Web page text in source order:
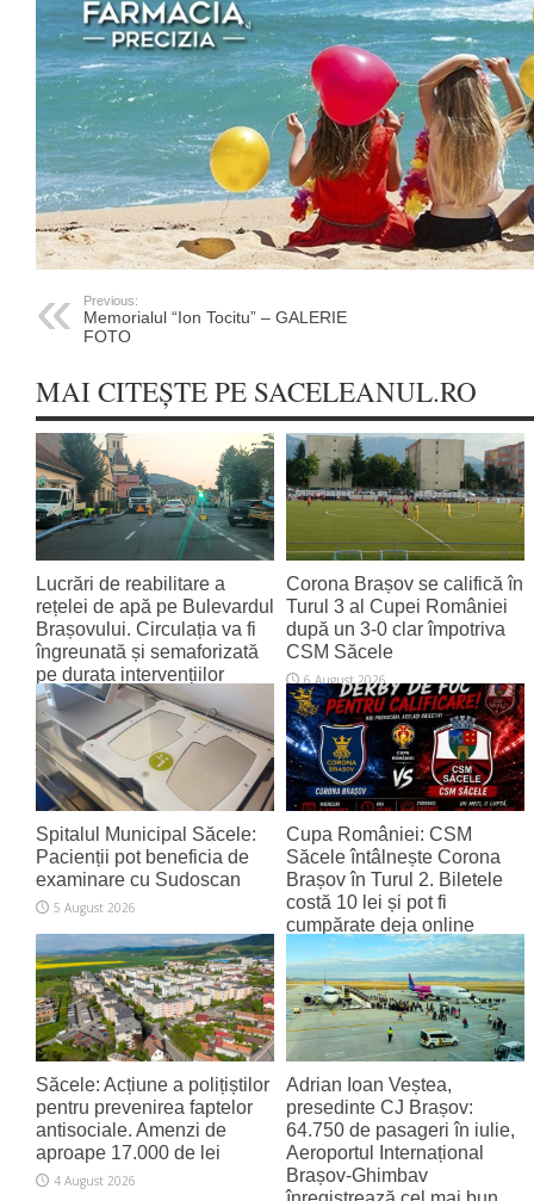
Previous:
Memorialul “Ion Tocitu” – GALERIE
FOTO
MAI CITEȘTE PE SACELEANUL.RO
Lucrări de reabilitare a
rețelei de apă pe Bulevardul
Brașovului. Circulația va fi
îngreunată și semaforizată
pe durata intervențiilor
6 August 2026
Corona Brașov se califică în
Turul 3 al Cupei României
după un 3-0 clar împotriva
CSM Săcele
6 August 2026
Spitalul Municipal Săcele:
Pacienții pot beneficia de
examinare cu Sudoscan
5 August 2026
Cupa României: CSM
Săcele întâlnește Corona
Brașov în Turul 2. Biletele
costă 10 lei și pot fi
cumpărate deja online
4 August 2026
Săcele: Acțiune a polițiștilor
pentru prevenirea faptelor
antisociale. Amenzi de
aproape 17.000 de lei
4 August 2026
Adrian Ioan Veștea,
presedinte CJ Brașov:
64.750 de pasageri în iulie,
Aeroportul Internațional
Brașov‑Ghimbav